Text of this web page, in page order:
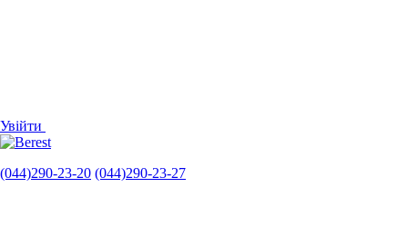
Увійти
(044)290-23-20 (044)290-23-27